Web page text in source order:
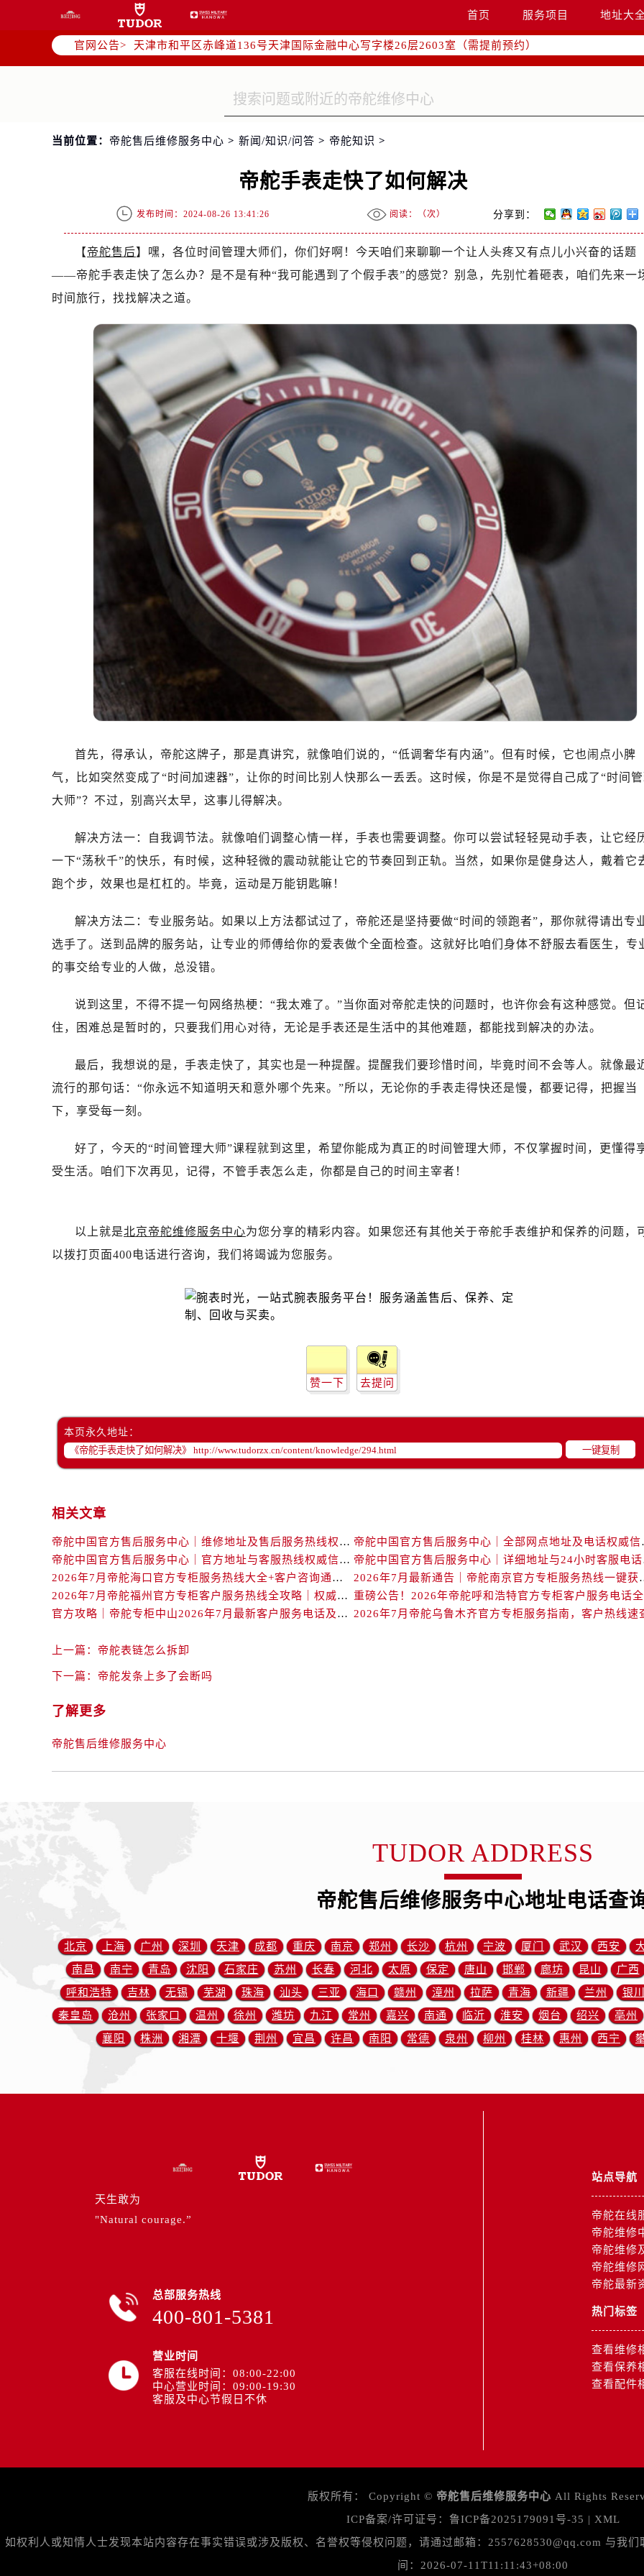
首页 服务项目 地址大
官网公告>
北京市东城区东长安街1号东方广场写字楼W3座6层602室（需提前预约）
北京市朝阳区建国门外大街甲6号华熙国际中心写字楼D座11层1102室（需提前预约）
天津市和平区赤峰道136号天津国际金融中心写字楼26层2603室（需提前预约）
上海市徐汇区虹桥路3号港汇中心写字楼2座37层3705室（需提前预约）
南京市秦淮区中山南路1号（新街口）南京中心写字楼22层C1-1室（需提前预约）
徐州市鼓楼区淮海东路29号苏宁广场IFC国际金融中心写字楼35层3508室（需提前预约）
盐城市盐都区世纪大道5号盐城金融城写字楼1号楼16层1604室（需提前预约）
泰州市海陵区永定东路399号置地商务中心东塔写字楼（华润万象城）17层1706室（需提前预约）
杭州市上城区钱江路1366号华润大厦写字楼A座5层503-5室（需提前预约）
金华市金东区东市南街777号金华万达广场写字楼4号楼22层2209室（需提前预约）
嘉兴市南湖区广益路705号嘉兴世界贸易中心写字楼A座13层1304室（需提前预约）
南昌市红谷滩新区红谷中大道998号绿地双子塔（中央广场）A1座办公楼14层07室（需提前预约）
济南市历下区经十路11111号华润中心写字楼（万象城）15层1508室（需提前预约）
广州市天河区天河路230号万菱汇国际中心写字楼A塔7层704室（需提前预约）
广州市越秀区环市东路371-375号世界贸易中心大厦南塔写字楼15层07室（需提前预约）
深圳市罗湖区深南东路5001号华润大厦写字楼17层1701室（需提前预约）
惠州市惠城区江北文昌一路7号华贸大厦写字楼1座30层05室（需提前预约）
厦门市思明区湖滨东路95号华润大厦写字楼B座11层1104室（需提前预约）
福州市鼓楼区五四路128-1号恒力城写字楼15层03室（需提前预约）
成都市锦江区人民东路6号SAC东原中心写字楼24层2406B室（需提前预约）
重庆市江北区观音桥步行街2号融恒时代广场写字楼9层902室（需提前预约）
长沙市芙蓉区定王台街道建湘路393号世茂环球金融中心写字楼（芙蓉广场）10层13室（需提前预约
郑州市二七区铭功路10号华润大厦写字楼29层2905室（需提前预约）
太原市迎泽区解放路15号亨得利名表服务中心（品牌授权店）3层整层（需提前预约）
沈阳市沈河区中街路137号亨得利名表服务中心（品牌授权店）1层整层（需提前预约）
沈阳市沈河区中街路83号亨得利名表服务中心（品牌授权店）1层整层（需提前预约）
乌鲁木齐市天山区红山路26号时代广场（CCMALL）C座17层17-B（需提前预约）
温州市鹿城区锦绣路1067号置信广场10层1015室（需提前预约）
哈尔滨市道里区友谊西路600号富力中心T2座写字楼29层03室（需提前预约）
大连市中山区人民路15号国际金融大厦7层G室（需提前预约）
佛山市禅城区季华五路57号万科金融中心C座12层1205室（需提前预约）
无锡市梁溪区人民中路139号恒隆广场写字楼1座11层1104室（需提前预约）
南通市崇川区工农路57号圆融广场写字楼16层1603室（需提前预约）
南宁市青秀区金湖路59号地王大厦12楼1224室（需提前预约）
青岛市南区山东路6号华润大厦B座22层04室（需提前预约）
贵阳市南明区都司高架桥路33号亨特国际金融中心14楼14D（需提前预约）
昆明市盘龙区北京路928号同德昆明广场写字楼10层06室（需提前预约）
西安市碑林区南关正街88号华侨城长安国际中心E座6楼10室（需提前预约）
海口市龙华区金贸东路5号海口华润大厦B座17层1707室（需提前预约）
台州市椒江区东海大道1800号腾达中心东1幢20楼2002室（需提前预约）
内蒙古自治区呼和浩特市玉泉区大学西街70号华润万象城写字楼（鄂尔多斯大厦）23层2326室（需
甘肃省兰州市七里河区西津西路16号兰州中心写字楼21层2102室（需提前预约）
黑龙江省大庆市萨尔图区会战大街帝舵售后服务中心（需提前预约）
黑龙江省鹤岗市向阳区红军路帝舵售后服务中心（需提前预约）
黑龙江省佳木斯市向阳区长安路帝舵售后服务中心（需提前预约）
黑龙江省牡丹江市东安区太平路帝舵售后服务中心（需提前预约）
黑龙江省齐齐哈尔市龙沙区龙华路帝舵售后服务中心（需提前预约）
黑龙江省双鸭山市尖山区新兴大街帝舵售后服务中心（需提前预约）
黑龙江省伊春市伊美区通河路帝舵售后服务中心（需提前预约）
吉林省白城市洮北区明仁南街帝舵售后服务中心（需提前预约）
吉林省白山市浑江区浑江大街帝舵售后服务中心（需提前预约）
吉林省吉林市船营区河南街帝舵售后服务中心（需提前预约）
吉林省梅河口市新华街道梅河大街帝舵售后服务中心（需提前预约）
吉林省延边市延吉市解放路帝舵售后服务中心（需提前预约）
辽宁省鞍山市铁东区站前街帝舵售后服务中心（需提前预约）
辽宁省本溪市平山区胜利路帝舵售后服务中心（需提前预约）
辽宁省朝阳市双塔区新华路帝舵售后服务中心（需提前预约）
辽宁省丹东市振兴区七经街帝舵售后服务中心（需提前预约）
辽宁省阜新市海州区解放大街帝舵售后服务中心（需提前预约）
辽宁省葫芦岛市连山区中央路帝舵售后服务中心（需提前预约）
辽宁省盘锦市兴隆台区石油大街帝舵售后服务中心（需提前预约）
北京市东城区东长安街1号王府井东方广场W3座6层602室帝舵售后服务中心（需提前预约）
河北省保定市竞秀区朝阳北大街北国先天下帝舵售后服务中心（需提前预约）
内蒙古自治区阿拉善盟市左旗土尔扈特大街帝舵售后服务中心（需提前预约）
内蒙古自治区包头市青山区幸福路甲3号王府井百货名表维修帝舵售后服务中心（需提前预约）
内蒙古自治区赤峰市红山区哈达街帝舵售后服务中心（需提前预约）
内蒙古自治区鄂尔多斯市东胜区伊金霍洛街帝舵售后服务中心（需提前预约）
内蒙古自治区呼伦贝尔市海拉尔区中央街帝舵售后服务中心（需提前预约）
内蒙古自治区通辽市科尔沁区明仁大街帝舵售后服务中心（需提前预约）
内蒙古自治区乌海市海勃湾区人民南路帝舵售后服务中心（需提前预约）
山西省晋中市榆次区顺城街帝舵售后服务中心（需提前预约）
山西省临汾市尧都区解放路帝舵售后服务中心（需提前预约）
山西省吕梁市离石区永宁中路与建设街交叉口帝舵售后服务中心（需提前预约）
山西省朔州市朔城区怡西路与鄯阳西街交汇处帝舵售后服务中心（需提前预约）
山西省长治市潞州区英雄中路帝舵售后服务中心（需提前预约）
山西省太原市迎泽区迎泽街道解放路15号亨得利名表维修授权店3楼帝舵售后服务中心（需提前预约
安徽省安庆市迎江区人民路帝舵售后服务中心（需提前预约）
安徽省蚌埠市蚌山区淮河路帝舵售后服务中心（需提前预约）
安徽省亳州市谯城区魏武大道帝舵售后服务中心（需提前预约）
安徽省淮南市田家庵区国庆中路帝舵售后服务中心（需提前预约）
安徽省黄山市屯溪区黄山西路帝舵售后服务中心（需提前预约）
安徽省六安市金安区解放中路帝舵售后服务中心（需提前预约）
安徽省马鞍山市雨山区湖南西路帝舵售后服务中心（需提前预约）
当前位置： 帝舵售后维修服务中心 > 新闻/知识/问答 > 帝舵知识 >
帝舵手表走快了如何解决
发布时间：2024-08-26 13:41:26 阅读：（次） 分享到：
【帝舵售后】嘿，各位时间管理大师们，你们好啊！今天咱们来聊聊一个让人头疼又有点儿小兴奋的话题
——帝舵手表走快了怎么办？是不是有种“我可能遇到了个假手表”的感觉？别急，先别忙着砸表，咱们先来一
时间旅行，找找解决之道。
首先，得承认，帝舵这牌子，那是真讲究，就像咱们说的，“低调奢华有内涵”。但有时候，它也闹点小脾
气，比如突然变成了“时间加速器”，让你的时间比别人快那么一丢丢。这时候，你是不是觉得自己成了“时间
大师”？不过，别高兴太早，这事儿得解决。
解决方法一：自我调节法。就像咱们调整心情一样，手表也需要调整。你可以尝试轻轻晃动手表，让它经
一下“荡秋千”的快乐，有时候，这种轻微的震动就能让它的节奏回到正轨。当然，如果你是健身达人，戴着它
跑个步，效果也是杠杠的。毕竟，运动是万能钥匙嘛！
解决方法二：专业服务站。如果以上方法都试过了，帝舵还是坚持要做“时间的领跑者”，那你就得请出专
选手了。送到品牌的服务站，让专业的师傅给你的爱表做个全面检查。这就好比咱们身体不舒服去看医生，专
的事交给专业的人做，总没错。
说到这里，不得不提一句网络热梗：“我太难了。”当你面对帝舵走快的问题时，也许你会有这种感觉。但
住，困难总是暂时的，只要我们用心对待，无论是手表还是生活中的其他难题，都能找到解决的办法。
最后，我想说的是，手表走快了，其实也是一种提醒。提醒我们要珍惜时间，毕竟时间不会等人。就像最
流行的那句话：“你永远不知道明天和意外哪个先来。”所以，无论你的手表走得快还是慢，都要记得，把握当
下，享受每一刻。
好了，今天的“时间管理大师”课程就到这里，希望你能成为真正的时间管理大师，不仅掌握时间，更懂得
受生活。咱们下次再见，记得，不管手表怎么走，你都是自己的时间主宰者！
以上就是北京帝舵维修服务中心为您分享的精彩内容。如果您还有其他关于帝舵手表维护和保养的问题，
以拨打页面400电话进行咨询，我们将竭诚为您服务。
赞一下 去提问
本页永久地址：
一键复制
相关文章
帝舵中国官方售后服务中心｜维修地址及售后服务热线权威信息声明（2026年7月最新）
帝舵中国官
帝舵中国官方售后服务中心｜官方地址与客服热线权威信息声明（2026年7月最新）
帝舵
2026年7月帝舵海口官方专柜服务热线大全+客户咨询通道公开
2026年7月最新
2026年7月帝舵福州官方专柜客户服务热线全攻略｜权威信息汇总
官方攻略｜帝舵专柜中山2026年7月最新客户服务电话及信息
2026年7月帝舵乌鲁木齐官方专柜服务指南，客户热线速
上一篇： 帝舵表链怎么拆卸
下一篇： 帝舵发条上多了会断吗
了解更多
帝舵售后维修服务中心
TUDOR ADDRESS
帝舵售后维修服务中心地址电话查
北京 上海 广州 深圳 天津 成都 重庆 南京 郑州 长沙 杭州 宁波 厦门 武汉 西安
南昌
南宁 青岛 沈阳 石家庄 苏州 长春 河北 太原 保定 唐山 邯郸 廊坊 昆山
广西
呼和浩特
吉林 无锡 芜湖 珠海 汕头 三亚 海口 赣州 漳州 拉萨 青海 新疆 兰州
银
秦皇岛
沧州 张家口 温州 徐州 潍坊 九江 常州 嘉兴 南通 临沂 淮安 烟台 绍兴
亳州
襄阳
株洲 湘潭 十堰 荆州 宜昌 许昌 南阳 常德 泉州 柳州 桂林 惠州 西宁
天生敢为
"Natural courage.”
总部服务热线
400-801-5381
营业时间
客服在线时间：08:00-22:00
中心营业时间：09:00-19:30
客服及中心节假日不休
站点导航
帝舵在线
帝舵维修
帝舵维修
帝舵维修
帝舵最新
热门标签
查看维修
查看保养
查看配件
版权所有： Copyright © 帝舵售后维修服务中心 All Rights
ICP备案/许可证号： 鲁ICP备2025179091号-35 | XML
如权利人或知情人士发现本站内容存在事实错误或涉及版权、名誉权等侵权问题，请通过邮箱：2557628530@qq.com 与我
间：2026-07-11T11:11:43+08:00